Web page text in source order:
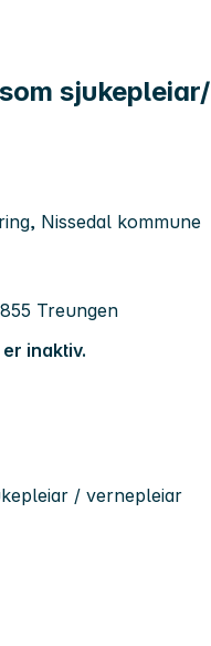
sjukepleiar/
Nissedal kommune
Treungen
inaktiv.
/ vernepleiar